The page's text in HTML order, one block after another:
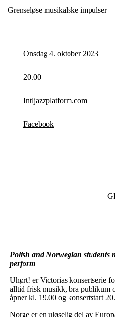
Grenseløse musikalske impulser
Onsdag 4. oktober 2023
20.00
Intljazzplatform.com
Facebook
Polish and Norwegian students
perform
Uhørt! er Victorias konsertserie
alltid frisk musikk, bra publikum
åpner kl. 19.00 og konsertstart
Norge er en uløselig del av